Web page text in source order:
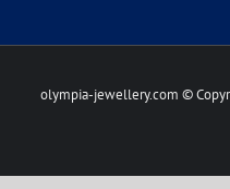
olympia-jewellery.com ©